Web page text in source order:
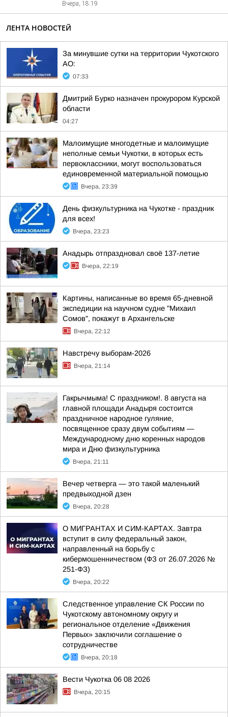
Вчера, 18:19
ЛЕНТА НОВОСТЕЙ
За минувшие сутки на территории Чукотского
АО:
07:33
Дмитрий Бурко назначен прокурором Курской
области
04:27
Малоимущие многодетные и малоимущие
неполные семьи Чукотки, в которых есть
первоклассники, могут воспользоваться
единовременной материальной помощью
Вчера, 23:39
День физкультурника на Чукотке - праздник
для всех!
Вчера, 23:23
Анадырь отпраздновал своё 137-летие
Вчера, 22:19
Картины, написанные во время 65-дневной
экспедиции на научном судне "Михаил
Сомов", покажут в Архангельске
Вчера, 22:12
Навстречу выборам-2026
Вчера, 21:14
Гакрычмыма! С праздником!. 8 августа на
главной площади Анадыря состоится
праздничное народное гуляние,
посвященное сразу двум событиям —
Международному дню коренных народов
мира и Дню физкультурника
Вчера, 21:11
Вечер четверга — это такой маленький
предвыходной дзен
Вчера, 20:28
О МИГРАНТАХ И СИМ-КАРТАХ. Завтра
вступит в силу федеральный закон,
направленный на борьбу с
кибермошенничеством (ФЗ от 26.07.2026 №
251-ФЗ)
Вчера, 20:22
Следственное управление СК России по
Чукотскому автономному округу и
региональное отделение «Движения
Первых» заключили соглашение о
сотрудничестве
Вчера, 20:18
Вести Чукотка 06 08 2026
Вчера, 20:15